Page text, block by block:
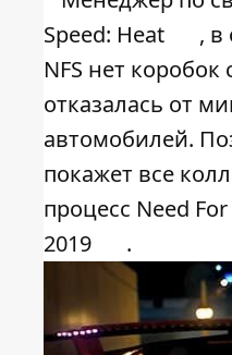
Speed: Heat
, в
NFS нет
отказалась от
автомобилей.
покажет все
процесс Need
2019
.